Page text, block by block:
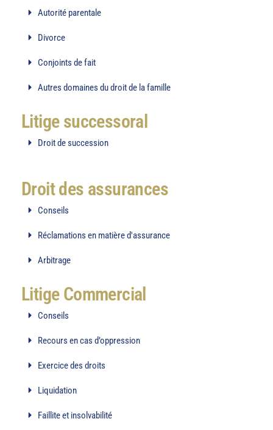
Autorité parentale
Divorce
Conjoints de fait
Autres domaines du droit de la famille
Litige successoral
Droit de succession
Droit des assurances
Conseils
Réclamations en matière d'assurance
Arbitrage
Litige Commercial
Conseils
Recours en cas d’oppression
Exercice des droits
Liquidation
Faillite et insolvabilité